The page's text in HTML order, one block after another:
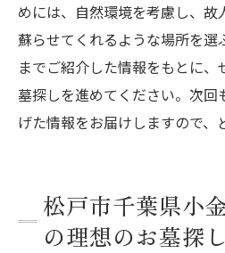
めには、自然環境を考慮し、
蘇らせてくれるような場所を選
までご紹介した情報をもとに
墓探しを進めてください。次回
げた情報をお届けしますので、
松戸市千葉県小
の理想のお墓探し